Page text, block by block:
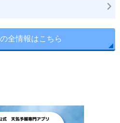
全情報はこちら